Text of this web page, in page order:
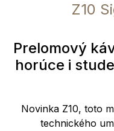
Z10
Prelomový
horúce i
Novinka Z10, toto
technického